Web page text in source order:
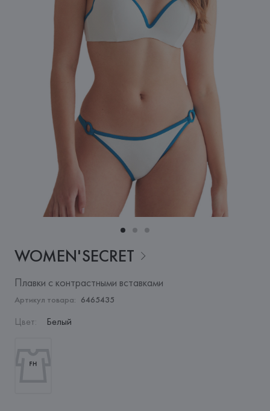
WOMEN'SECRET
Плавки с контрастными вставками
Артикул товара: 6465435
Цвет: Белый